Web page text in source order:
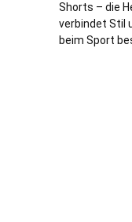
Shorts – die
verbindet Stil
beim Sport